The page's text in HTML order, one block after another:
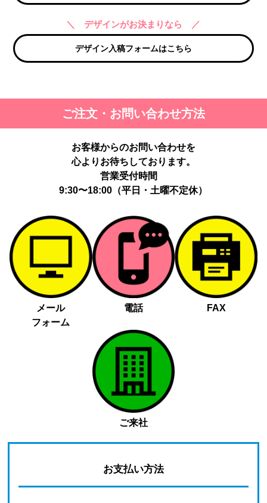
＼ デザインがお決まりなら ／
デザイン入稿フォームはこちら
ご注文・お問い合わせ方法
お客様からのお問い合わせを
心よりお待ちしております。
営業受付時間
9:30〜18:00（平日・土曜不定休）
メール
フォーム
電話 FAX
ご来社
お支払い方法